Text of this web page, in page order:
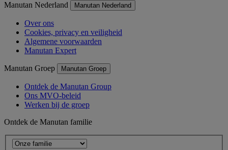
Manutan Nederland Manutan Nederland
Over ons
Cookies, privacy en veiligheid
Algemene voorwaarden
Manutan Expert
Manutan Groep Manutan Groep
Ontdek de Manutan Group
Ons MVO-beleid
Werken bij de groep
Ontdek de Manutan familie